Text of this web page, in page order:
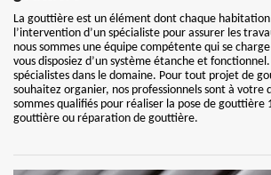
La gouttière est un élément dont chaque
l’intervention d’un spécialiste pour assurer les
nous sommes une équipe compétente qui se
vous disposiez d’un système étanche et
spécialistes dans le domaine. Pour tout projet de
souhaitez organier, nos professionnels sont à votre
sommes qualifiés pour réaliser la pose de gouttière
gouttière ou réparation de gouttière.